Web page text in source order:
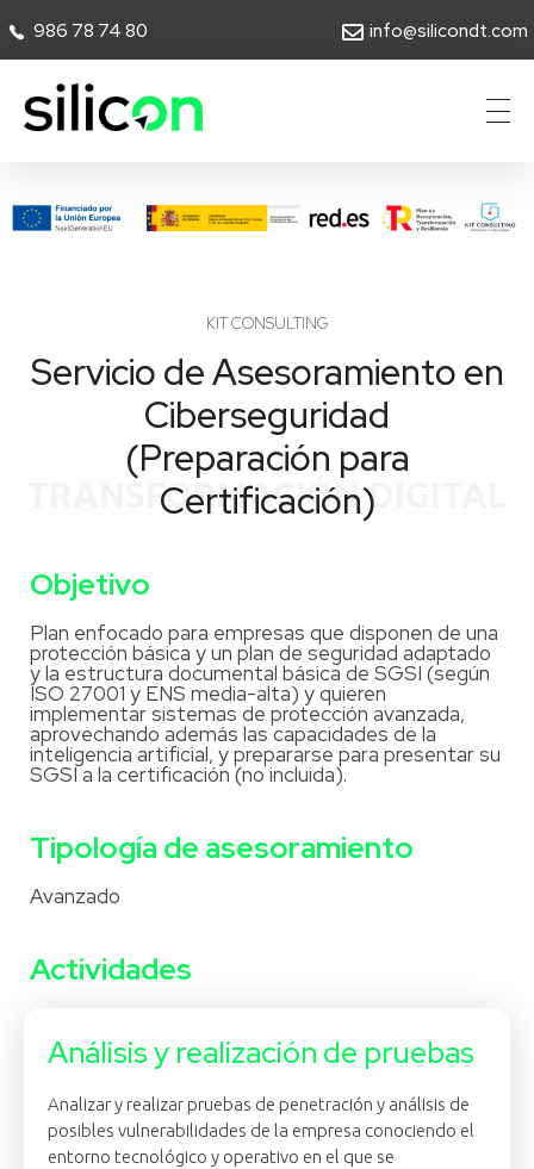
986 78 74 80 info@silicondt.com
TRANSFORMACIÓN DIGITAL
KIT CONSULTING
Servicio de Asesoramiento en
Ciberseguridad
(Preparación para
Certificación)
Objetivo
Plan enfocado para empresas que disponen de una
protección básica y un plan de seguridad adaptado
y la estructura documental básica de SGSI (según
ISO 27001 y ENS media-alta) y quieren
implementar sistemas de protección avanzada,
aprovechando además las capacidades de la
inteligencia artificial, y prepararse para presentar su
SGSI a la certificación (no incluida).
Tipología de asesoramiento
Avanzado
Actividades
Análisis y realización de pruebas
Analizar y realizar pruebas de penetración y análisis de
posibles vulnerabilidades de la empresa conociendo el
entorno tecnológico y operativo en el que se